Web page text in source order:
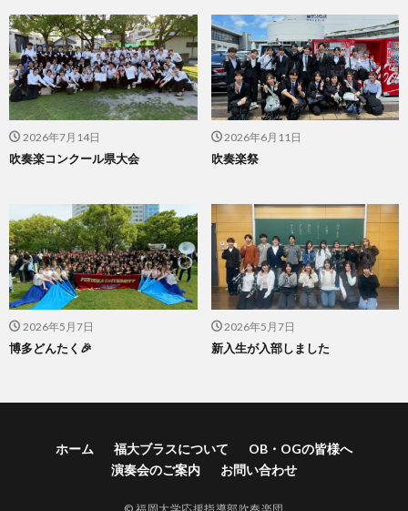
2026年7月14日
吹奏楽コンクール県大会
2026年6月11日
吹奏楽祭
2026年5月7日
博多どんたく🎉
2026年5月7日
新入生が入部しました
ホーム 福大ブラスについて
OB・OGの皆様へ
演奏会のご案内
お問い合わせ